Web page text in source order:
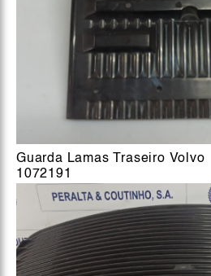
Guarda Lamas Traseiro Volvo
1072191